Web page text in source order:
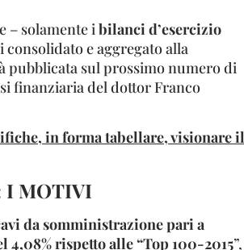
– solamente i bilanci d’esercizio
e aggregato alla
pubblicata sul prossimo numero di
finanziaria del dottor Franco
in forma tabellare, visionare il
I MOTIVI
da somministrazione pari a
4,08% rispetto alle “Top 100-2015”,